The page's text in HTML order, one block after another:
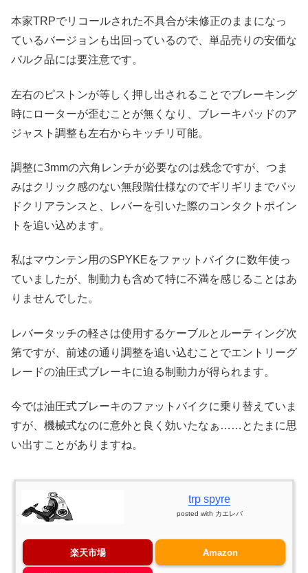
本家TRPでリコールされた不具合が未修正のままになっ
ているバージョンも出回っているので、単品売りの安価な
バルク品には要注意です。
左右のピストンが等しく押し出されることでブレーキング
時にローターが歪むことが無くなり、ブレーキパッドのア
ジャスト調整も左右からキッチリ可能。
調整に3mmの六角レンチが必要なのは残念ですが、つま
みはクリック感のない無段階仕様なのでギリギリまでパッ
ドクリアランスと、レバーを引いた際のコンタクトポイン
トを追い込めます。
私はマウンテン用のSPYKEをファットバイクに数年使っ
ていましたが、制動力も含めて特に不満を感じることはあ
りませんでした。
レバータッチの軽さは使用するケーブルとルーティング次
第ですが、前述の通り調整を追い込むことでエントリーグ
レードの油圧式ブレーキに迫る制動力が得られます。
今では油圧式ブレーキのファットバイクに乗り替えていま
すが、機械式なのに意外と良く効いたなぁ……とたまに思
い出すことがありますね。
trp spyre
posted with カエレバ
楽天市場 Amazon